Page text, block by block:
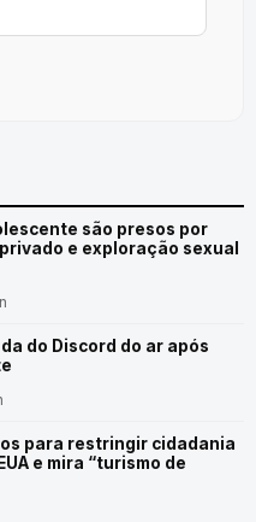
são presos por
e exploração sexual
do Discord do ar após
para restringir cidadania
e mira “turismo de